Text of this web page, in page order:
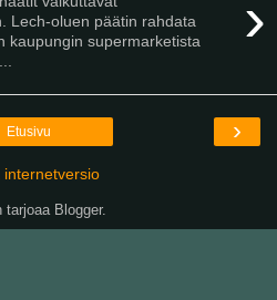
›
Lech-oluen päätin rahdata
kaupungin supermarketista
›
Etusivu
internetversio
tarjoaa Blogger.